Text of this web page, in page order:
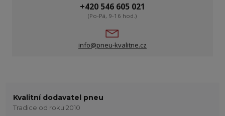
+420 546 605 021
(Po-Pá, 9-16 hod.)
info@pneu-kvalitne.cz
Kvalitní dodavatel pneu
Tradice od roku 2010